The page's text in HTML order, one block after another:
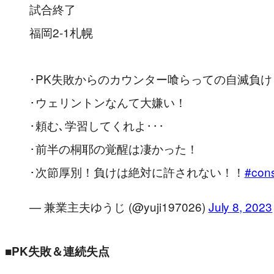
試合終了
福岡2-1札幌
･PK失敗からのカウンター喰らっての自滅負け
･ウェリントンなんて大嫌い！
･頼む､学習してくれよ･･･
･前半の桐耶の覚醒は凄かった！
･次節厚別！負けは絶対に許されない！！
— 兼業主夫ゆうじ (@yuji197026) July 8, 2023
■PK失敗＆連続失点